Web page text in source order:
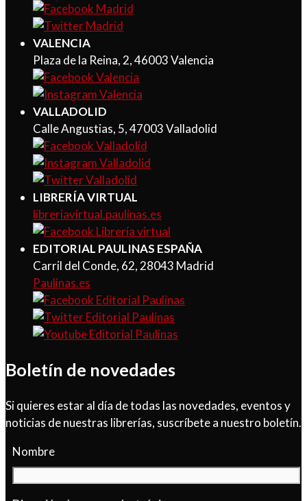
VALENCIA
Plaza de la Reina, 2, 46003 Valencia
VALLADOLID
Calle Angustias, 5, 47003 Valladolid
LIBRERÍA VIRTUAL
libreriavirtual.paulinas.es
EDITORIAL PAULINAS ESPAÑA
Carril del Conde, 62, 28043 Madrid
Paulinas.es
Boletín de novedades
Si quieres estar al día de todas las novedades, eventos y
noticias de nuestras librerías, suscríbete a nuestro boletín.
Nombre